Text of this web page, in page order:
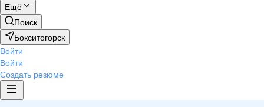
Ещё
Поиск
Бокситогорск
Войти
Войти
Создать резюме